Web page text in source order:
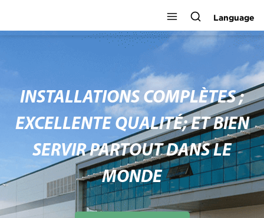
Language
INSTALLATIONS COMPLÈTES ;
EXCELLENTE QUALITÉ; ET BIEN
SERVIR PARTOUT DANS LE
MONDE